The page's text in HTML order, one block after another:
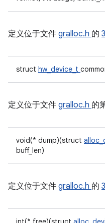
定义位于文件 gralloc.h 的
struct hw_device_t
定义位于文件 gralloc.h 的
void(* dump)(struct
buff_len)
定义位于文件 gralloc.h 的